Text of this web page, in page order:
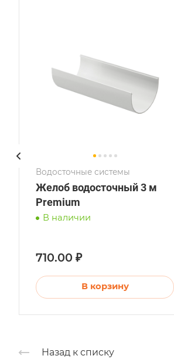
Водосточные системы
Желоб водосточный 3 м
Premium
В наличии
710.00 ₽
В корзину
Назад к списку